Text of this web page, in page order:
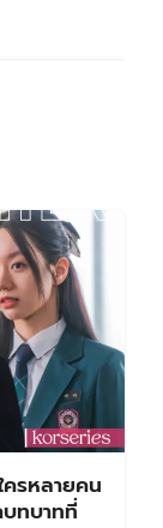
ครหลายคน
ทบาทที่